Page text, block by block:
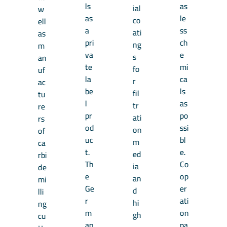
w
ell
as
m
an
uf
ac
tu
re
rs
of
ca
rbi
de
mi
lli
ng
cu
ls
as
a
pri
va
te
la
be
l
pr
od
uc
t.
Th
e
Ge
r
m
ial
co
ati
ng
s
fo
r
fil
tr
ati
on
m
ed
ia
an
d
hi
gh
as
le
ss
ch
e
mi
ca
ls
as
po
ssi
bl
e.
Co
op
er
ati
on